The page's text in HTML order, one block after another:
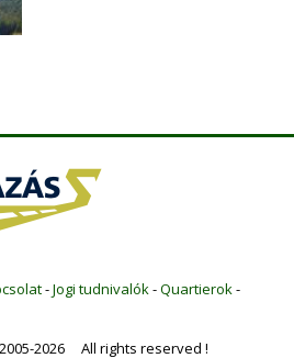
-Jogi tudnivalók-Quartierok-
2026 All rights reserved !